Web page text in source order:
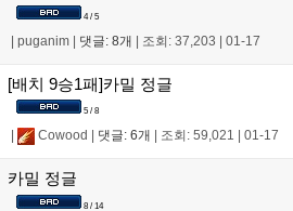
4 / 5
| puganim | 댓글: 8개 | 조회: 37,203 | 01-17
[배치 9승1패]카밀 정글
5 / 8
Cowood 댓글: 6개 조회: 59,021 01-17
카밀 정글
8 / 14